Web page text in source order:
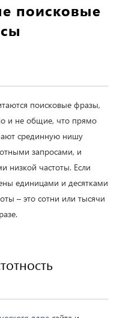
поисковые
поисковые фразы,
и не общие, что прямо
срединную нишу
запросами, и
низкой частоты. Если
единицами и десятками
– это сотни или тысячи